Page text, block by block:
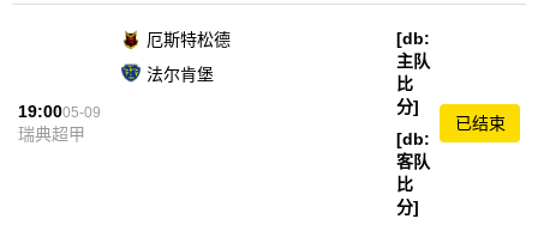
19:0005-09
瑞典超甲
厄斯特松德
[db:
主队
比
分]
[db:
客队
比
分]
法尔肯堡
已结束